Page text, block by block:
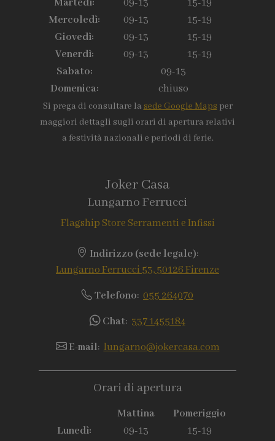
Martedì: 09-13
15-19
Mercoledì:
09-13
15-19
Giovedì:
09-13
15-19
Venerdì:
09-13
15-19
Sabato:
09-13
Domenica:
chiuso
Si prega di consultare la sede Google Maps per
maggiori dettagli sugli orari di apertura relativi
a festività nazionali e periodi di ferie.
Joker Casa
Lungarno Ferrucci
Flagship Store Serramenti e Infissi
Indirizzo (sede legale):
Lungarno Ferrucci 53, 50126 Firenze
Telefono: 055 264070
Chat: 337 1455184
E-mail:lungarno@jokercasa.com
Orari di apertura
Mattina
Pomeriggio
Lunedì:
09-13
15-19